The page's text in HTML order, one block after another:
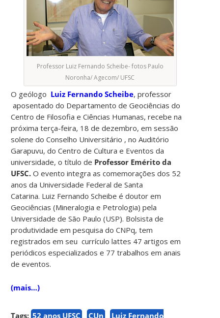
Professor Luiz Fernando Scheibe- fotos Paulo
Noronha/ Agecom/ UFSC
O geólogo Luiz Fernando Scheibe, professor
aposentado do Departamento de Geociências do
Centro de Filosofia e Ciências Humanas, recebe na
próxima terça-feira, 18 de dezembro, em sessão
solene do Conselho Universitário , no Auditório
Garapuvu, do Centro de Cultura e Eventos da
universidade, o título de Professor Emérito da
UFSC. O evento integra as comemorações dos 52
anos da Universidade Federal de Santa
Catarina. Luiz Fernando Scheibe é doutor em
Geociências (Mineralogia e Petrologia) pela
Universidade de São Paulo (USP). Bolsista de
produtividade em pesquisa do CNPq, tem
registrados em seu currículo lattes 47 artigos em
periódicos especializados e 77 trabalhos em anais
de eventos.
(mais…)
Tags: 52 anos UFSC CUn
Luiz Fernando